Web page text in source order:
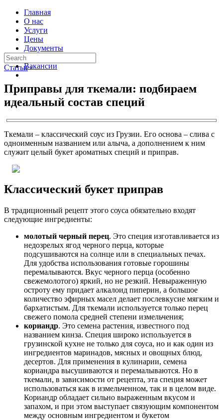
Главная
О нас
Услуги
Цены
Документы
Контакты
Вакансии
Статьи ›
Приправы для ткемали: подбираем
идеальный состав специй
Ткемали – классический соус из Грузии. Его основа – слива с
одноименным названием или алыча, а дополнением к ним
служит целый букет ароматных специй и приправ.
Классический букет приправ
В традиционный рецепт этого соуса обязательно входят
следующие ингредиенты:
молотый черный перец. Это специя изготавливается из
недозрелых ягод черного перца, которые
подсушиваются на солнце или в специальных печах.
Для удобства использования готовые горошины
перемалываются. Вкус черного перца (особенно
свежемолотого) яркий, но не резкий. Невыраженную
остроту ему придает алкалоид пиперин, а большое
количество эфирных масел делает послевкусие мягким и
бархатистым. Для ткемали используется только перец
свежего помола средней степени измельчения;
кориандр. Это семена растения, известного под
названием кинза. Специя широко используется в
грузинской кухне не только для соуса, но и как один из
ингредиентов маринадов, мясных и овощных блюд,
десертов. Для применения в кулинарии, семена
кориандра высушиваются и перемалываются. Но в
ткемали, в зависимости от рецепта, эта специя может
использоваться как в измельченном, так и в целом виде.
Кориандр обладает сильно выраженным вкусом и
запахом, и при этом выступает связующим компонентом
между основным ингредиентом и букетом